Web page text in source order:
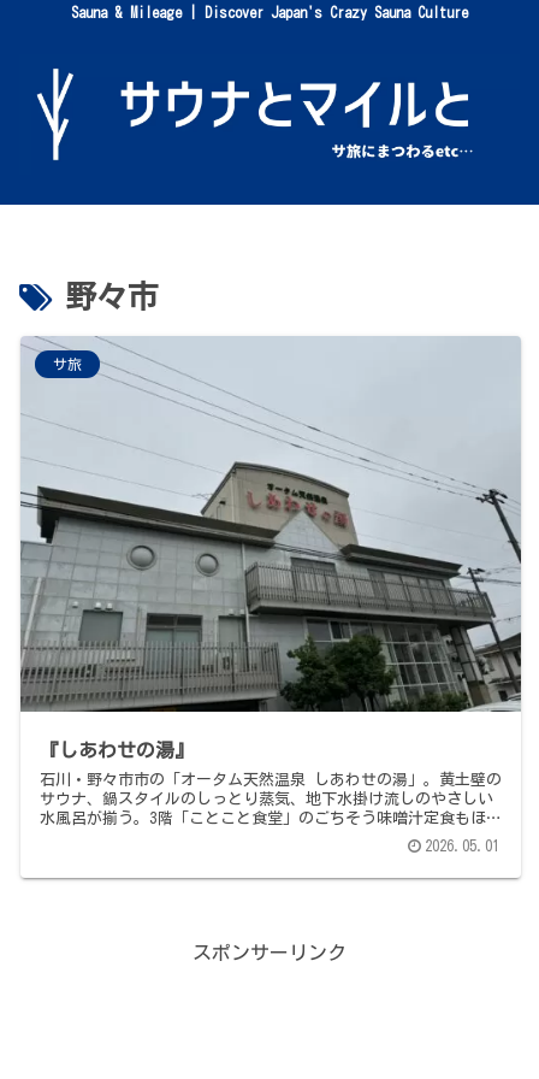
Sauna & Mileage | Discover Japan's Crazy Sauna Culture
野々市
サ旅
『しあわせの湯』
石川・野々市市の「オータム天然温泉 しあわせの湯」。黄土壁の
サウナ、鍋スタイルのしっとり蒸気、地下水掛け流しのやさしい
水風呂が揃う。3階「ことこと食堂」のごちそう味噌汁定食もほっ
こり絶品。490円・第3木曜定休・北陸鉄道野々市駅から徒歩5
2026.05.01
スポンサーリンク